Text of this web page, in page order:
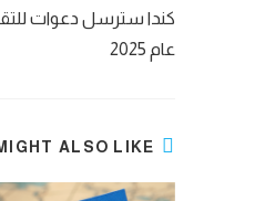
articles
كندا سترسل دعوات
عام 2025
ALSO LIKE